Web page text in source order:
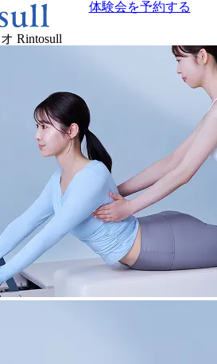
Rintosull
体験会を予約する